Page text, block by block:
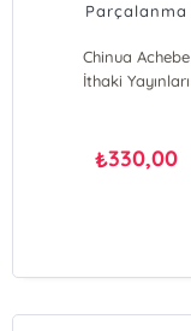
Parçalanma
Chinua Achebe
İthaki Yayınları
₺330,00